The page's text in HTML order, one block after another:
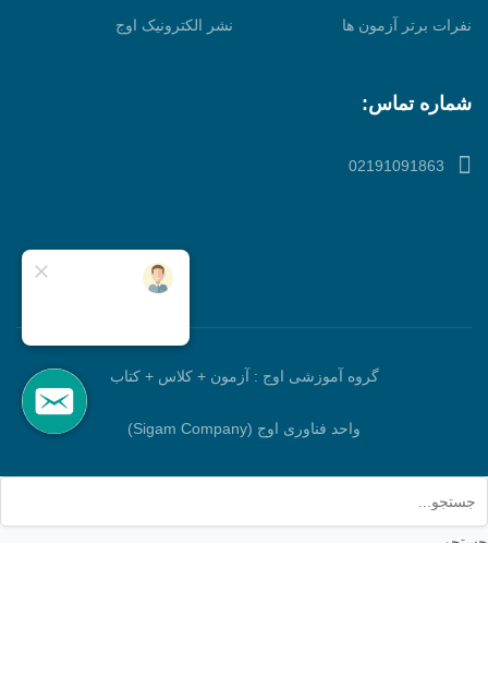
نفرات برتر آزمون ها نشر الکترونیک اوج
شماره تماس:
02191091863
گروه آموزشی اوج : آزمون + کلاس + کتاب
واحد فناوری اوج (Sigam Company)
جستجو